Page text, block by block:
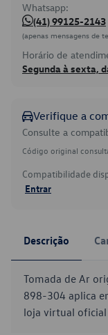
Whatsapp:
(41) 99125-2143
(apenas mensagens de
Horário de
Segunda à sexta,
Verifique a
Consulte a
Código original
Compatibilidade
Entrar
Descrição
Tomada de Ar
898-304 aplica
loja virtual oficial